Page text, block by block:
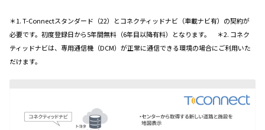
＊1. T-Connectスタンダード（22）とコネクティッドナビ（車載ナビ有）の契約が
必要です。初度登録日から5年間無料（6年目以降有料）となります。 ＊2. コネク
ティッドナビは、専用通信機（DCM）が正常に通信できる環境の場合にご利用いた
だけます。